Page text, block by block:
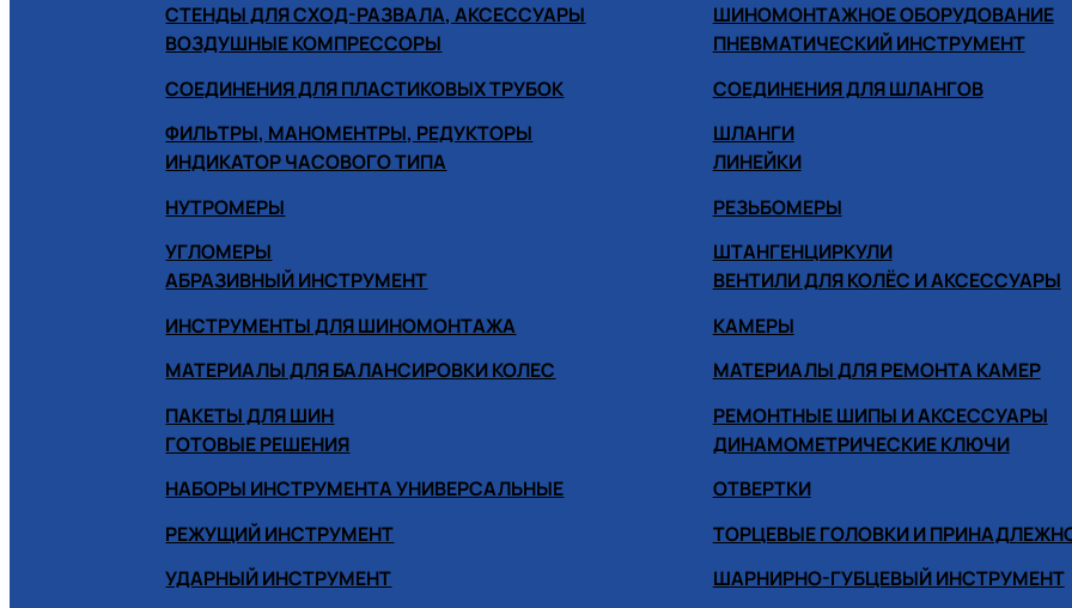
СТЕНДЫ ДЛЯ СХОД-РАЗВАЛА, АКСЕССУАРЫ
ШИНОМОНТАЖНОЕ ОБОРУДОВАНИЕ
ВОЗДУШНЫЕ КОМПРЕССОРЫ
ПНЕВМАТИЧЕСКИЙ ИНСТРУМЕНТ
СОЕДИНЕНИЯ ДЛЯ ПЛАСТИКОВЫХ ТРУБОК
СОЕДИНЕНИЯ ДЛЯ ШЛАНГОВ
ФИЛЬТРЫ, МАНОМЕНТРЫ, РЕДУКТОРЫ
ШЛАНГИ
ИНДИКАТОР ЧАСОВОГО ТИПА
ЛИНЕЙКИ
НУТРОМЕРЫ
РЕЗЬБОМЕРЫ
УГЛОМЕРЫ
ШТАНГЕНЦИРКУЛИ
АБРАЗИВНЫЙ ИНСТРУМЕНТ
ВЕНТИЛИ ДЛЯ КОЛЁС И АКСЕССУАРЫ
ИНСТРУМЕНТЫ ДЛЯ ШИНОМОНТАЖА
КАМЕРЫ
МАТЕРИАЛЫ ДЛЯ БАЛАНСИРОВКИ КОЛЕС
МАТЕРИАЛЫ ДЛЯ РЕМОНТА КАМЕР
ПАКЕТЫ ДЛЯ ШИН
РЕМОНТНЫЕ ШИПЫ И АКСЕССУАРЫ
ГОТОВЫЕ РЕШЕНИЯ
ДИНАМОМЕТРИЧЕСКИЕ КЛЮЧИ
НАБОРЫ ИНСТРУМЕНТА УНИВЕРСАЛЬНЫЕ
ОТВЕРТКИ
РЕЖУЩИЙ ИНСТРУМЕНТ
ТОРЦЕВЫЕ ГОЛОВКИ И
УДАРНЫЙ ИНСТРУМЕНТ
ШАРНИРНО-ГУБЦЕВЫЙ ИНСТРУМЕНТ